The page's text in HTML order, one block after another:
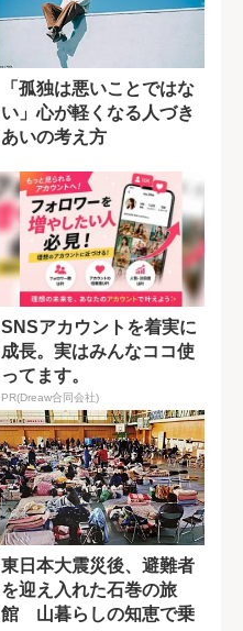
「孤独は悪いことではな
い」心が軽くなる人づき
あいの考え方
SNSアカウントを着実に
成長。実はみんなココ使
ってます。
PR(Dreaw合同会社)
東日本大震災後、避難者
を迎え入れた石巻の旅
館 山暮らしの知恵で乗